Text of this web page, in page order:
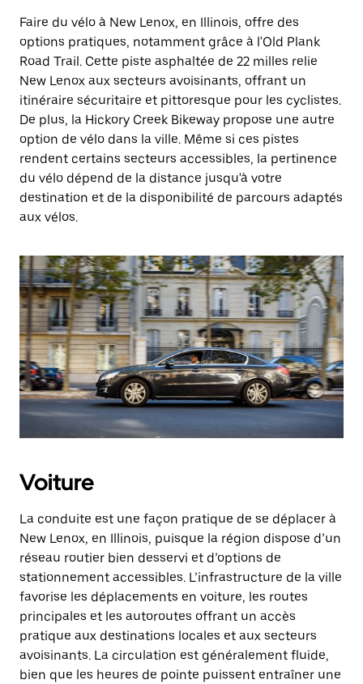
Faire du vélo à New Lenox, en Illinois, offre des
options pratiques, notamment grâce à l'Old Plank
Road Trail. Cette piste asphaltée de 22 milles relie
New Lenox aux secteurs avoisinants, offrant un
itinéraire sécuritaire et pittoresque pour les cyclistes.
De plus, la Hickory Creek Bikeway propose une autre
option de vélo dans la ville. Même si ces pistes
rendent certains secteurs accessibles, la pertinence
du vélo dépend de la distance jusqu'à votre
destination et de la disponibilité de parcours adaptés
aux vélos.
Voiture
La conduite est une façon pratique de se déplacer à
New Lenox, en Illinois, puisque la région dispose d’un
réseau routier bien desservi et d’options de
stationnement accessibles. L’infrastructure de la ville
favorise les déplacements en voiture, les routes
principales et les autoroutes offrant un accès
pratique aux destinations locales et aux secteurs
avoisinants. La circulation est généralement fluide,
bien que les heures de pointe puissent entraîner une